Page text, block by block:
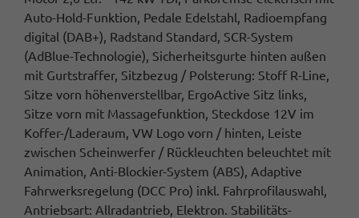
Auto-Hold-Funktion, Pedale Edelstahl, Radioempfang
digital (DAB+), Radstand Standard, SCR-System
(AdBlue-Technologie), Sicherheitsgurte hinten außen
mit Gurtstraffer, Sitzbezug / Polsterung: Stoff R-Line,
Sitze vorn höhenverstellbar, ErgoActive Sitz links,
Sitze vorn mit Massagefunktion, Steckdose 12V im
Koffer-/Laderaum, VW Logo vorn / hinten, Leiste
zwischen Scheinwerfer / Rückleuchten beleuchtet mit
Animation, Anti-Blockier-System (ABS), Adaptive
Fahrwerksregelung (DCC Pro) inkl. Fahrprofilauswahl,
Antriebsart: Allradantrieb, Elektron. Stabilitäts-